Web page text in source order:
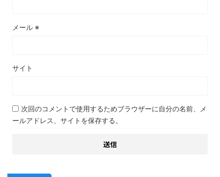
メール ※
サイト
次回のコメントで使用するためブラウザーに自分の名前、メ
ールアドレス、サイトを保存する。